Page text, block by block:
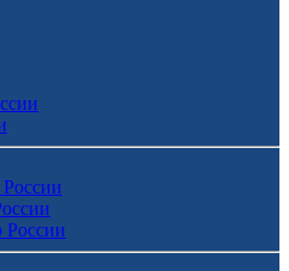
России
России